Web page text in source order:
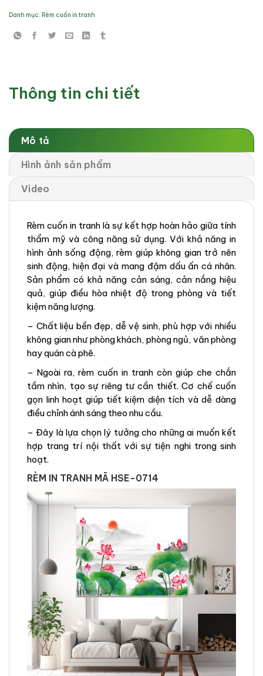
Danh mục: Rèm cuốn in tranh
Thông tin chi tiết
Mô tả
Hình ảnh sản phẩm
Video
Rèm cuốn in tranh là sự kết hợp hoàn hảo giữa tính
thẩm mỹ và công năng sử dụng. Với khả năng in
hình ảnh sống động, rèm giúp không gian trở nên
sinh động, hiện đại và mang đậm dấu ấn cá nhân.
Sản phẩm có khả năng cản sáng, cản nắng hiệu
quả, giúp điều hòa nhiệt độ trong phòng và tiết
kiệm năng lượng.
– Chất liệu bền đẹp, dễ vệ sinh, phù hợp với nhiều
không gian như phòng khách, phòng ngủ, văn phòng
hay quán cà phê.
– Ngoài ra, rèm cuốn in tranh còn giúp che chắn
tầm nhìn, tạo sự riêng tư cần thiết. Cơ chế cuốn
gọn linh hoạt giúp tiết kiệm diện tích và dễ dàng
điều chỉnh ánh sáng theo nhu cầu.
– Đây là lựa chọn lý tưởng cho những ai muốn kết
hợp trang trí nội thất với sự tiện nghi trong sinh
hoạt.
RÈM IN TRANH MÃ HSE-0714